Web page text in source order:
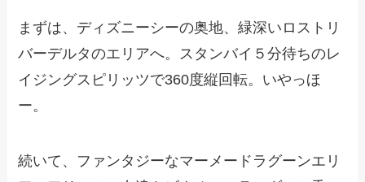
まずは、ディズニーシーの奥地、緑深いロストリ
バーデルタのエリアへ。スタンバイ５分待ちのレ
イジングスピリッツで360度縦回転。いやっほ
ー。
続いて、ファンタジーなマーメードラグーンエリ